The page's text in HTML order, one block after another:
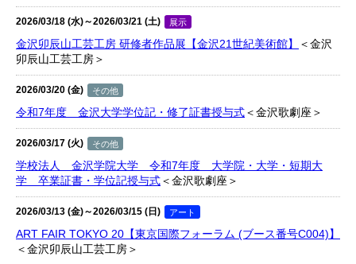
2026/03/18 (水)～2026/03/21 (土) 展示
金沢卯辰山工芸工房 研修者作品展【金沢21世紀美術館】
＜金沢
卯辰山工芸工房＞
2026/03/20 (金) その他
令和7年度 金沢大学学位記・修了証書授与式＜金沢歌劇座＞
2026/03/17 (火) その他
学校法人 金沢学院大学 令和7年度 大学院・大学・短期大
学 卒業証書・学位記授与式＜金沢歌劇座＞
2026/03/13 (金)～2026/03/15 (日) アート
ART FAIR TOKYO 20【東京国際フォーラム (ブース番号C004)】
＜金沢卯辰山工芸工房＞